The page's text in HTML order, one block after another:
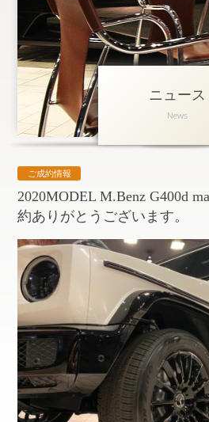
ニュース
ギャラリー
アクセス
会社概要
お問い合わせ
ニュース
News
ご成約情報
2020MODEL M.Benz G400d
約ありがとうございます。